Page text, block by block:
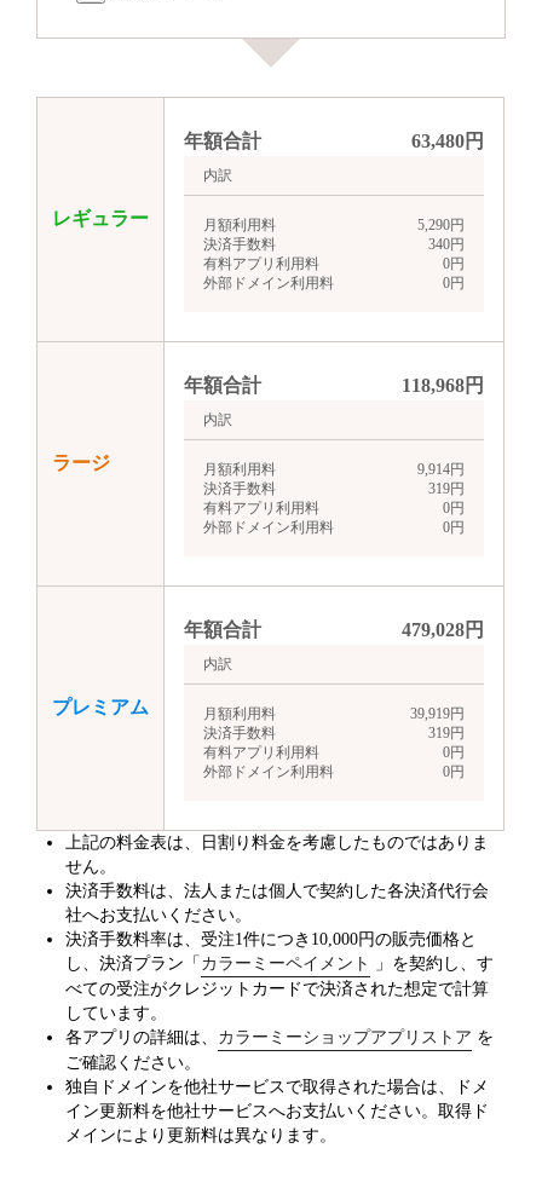
レギュラー
年額合計 63,480円
内訳
月額利用料 5,290円
決済手数料
340円
有料アプリ利用料
0円
外部ドメイン利用料
0円
ラージ
年額合計 118,968円
内訳
月額利用料 9,914円
決済手数料
319円
有料アプリ利用料
0円
外部ドメイン利用料
0円
プレミアム
年額合計 479,028円
内訳
月額利用料 39,919円
決済手数料
319円
有料アプリ利用料
0円
外部ドメイン利用料
0円
上記の料金表は、日割り料金を考慮したものではありま
せん。
決済手数料は、法人または個人で契約した各決済代行会
社へお支払いください。
決済手数料率は、受注1件につき10,000円の販売価格と
し、決済プラン「 カラーミーペイメント
」を契約し、す
べての受注がクレジットカードで決済された想定で計算
しています。
各アプリの詳細は、 カラーミーショップアプリストア を
ご確認ください。
独自ドメインを他社サービスで取得された場合は、ドメ
イン更新料を他社サービスへお支払いください。取得ド
メインにより更新料は異なります。